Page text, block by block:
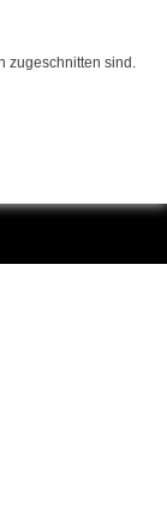
zugeschnitten sind.